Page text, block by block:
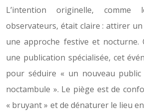
L’intention originelle,
observateurs, était claire : attirer
une approche festive et nocturne.
une publication spécialisée, cet
pour séduire « un nouveau
noctambule ». Le piège est de
« bruyant » et de dénaturer le lieu